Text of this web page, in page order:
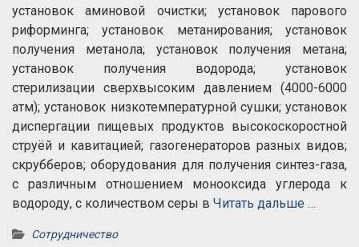
установок аминовой очистки; установок парового
риформинга; установок метанирования; установок
получения метанола; установок получения метана;
установок получения водорода; установок
стерилизации сверхвысоким давлением (4000-6000
атм); установок низкотемпературной сушки; установок
диспергации пищевых продуктов высокоскоростной
струёй и кавитацией; газогенераторов разных видов;
скрубберов; оборудования для получения синтез-газа,
с различным отношением монооксида углерода к
водороду, с количеством серы в Читать дальше …
Сотрудничество